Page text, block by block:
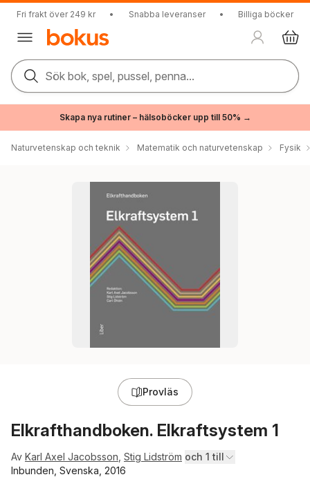
Fri frakt över 249 kr • Snabba leveranser • Billiga böcker
Sök bok, spel, pussel, penna...
Skapa nya rutiner – hälsoböcker upp till 50% →
Naturvetenskap och teknik Matematik och naturvetenskap Fysik
Provläs
Elkrafthandboken. Elkraftsystem 1
Av Karl Axel Jacobsson Stig Lidström och 1 till
Inbunden, Svenska, 2016